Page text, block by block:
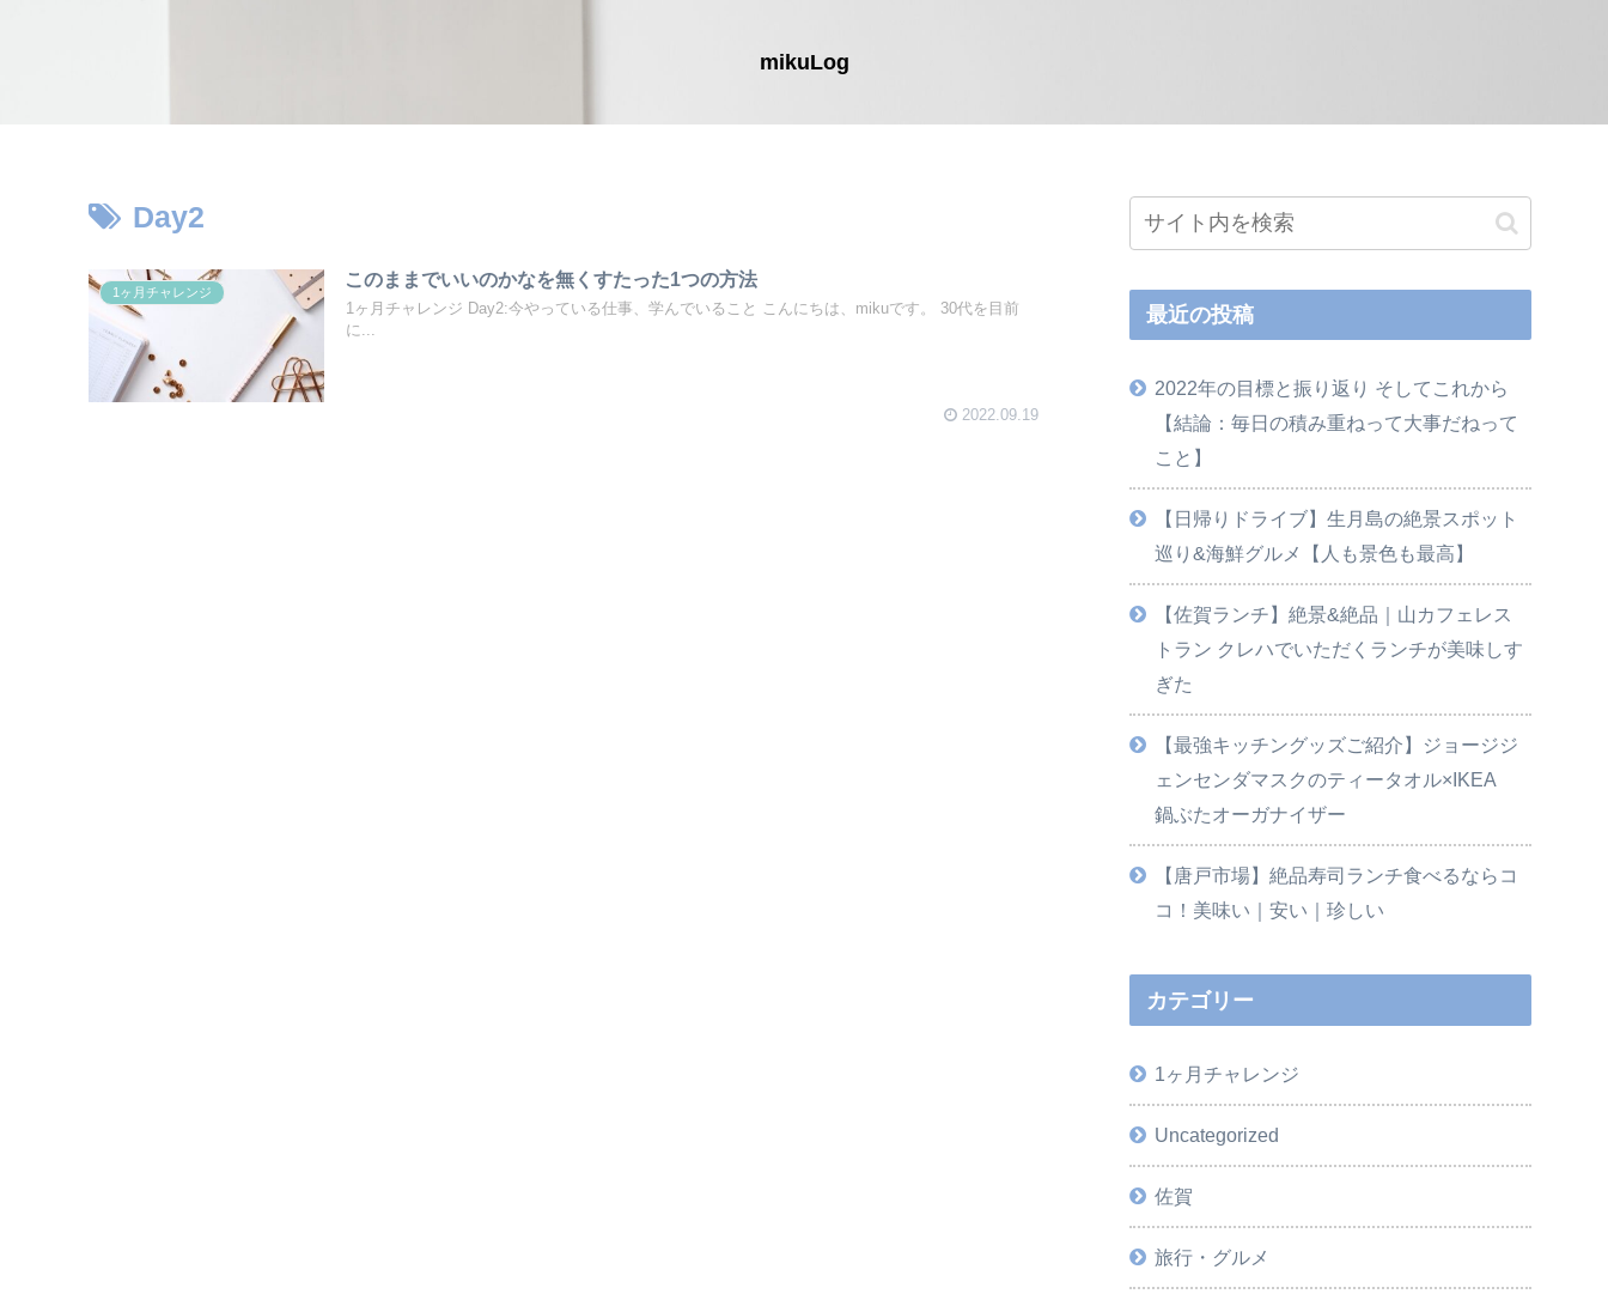
mikuLog
Day2
1ヶ月チャレンジ
このままでいいのかなを無くすたった1つの方法
1ヶ月チャレンジ Day2:今やっている仕事、学んでいること こんにちは、mikuです。 30代を目前
に...
2022.09.19
最近の投稿
2022年の目標と振り返り そしてこれから
【結論：毎日の積み重ねって大事だねって
こと】
【日帰りドライブ】生月島の絶景スポット
巡り&海鮮グルメ【人も景色も最高】
【佐賀ランチ】絶景&絶品｜山カフェレス
トラン クレハでいただくランチが美味しす
ぎた
【最強キッチングッズご紹介】ジョージジ
ェンセンダマスクのティータオル×IKEA
鍋ぶたオーガナイザー
【唐戸市場】絶品寿司ランチ食べるならコ
コ！美味い｜安い｜珍しい
カテゴリー
1ヶ月チャレンジ
Uncategorized
佐賀
旅行・グルメ